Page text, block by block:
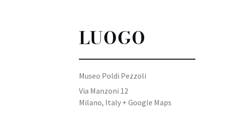
LUOGO
Museo Poldi Pezzoli
Via Manzoni 12
Milano, Italy + Google Maps